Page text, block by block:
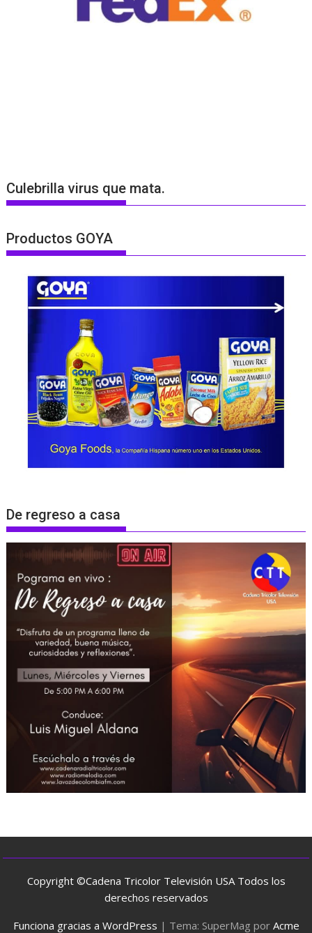
Culebrilla virus que mata.
Productos GOYA
De regreso a casa
Copyright ©Cadena Tricolor Televisión USA Todos los
derechos reservados
Funciona gracias a WordPress | Tema: SuperMag por Acme